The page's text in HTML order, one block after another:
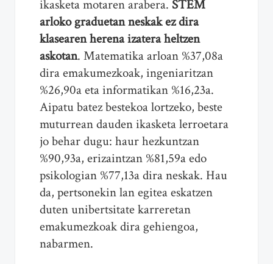
ikasketa motaren arabera. STEM
arloko graduetan neskak ez dira
klasearen herena izatera heltzen
askotan. Matematika arloan %37,08a
dira emakumezkoak, ingeniaritzan
%26,90a eta informatikan %16,23a.
Aipatu batez bestekoa lortzeko, beste
muturrean dauden ikasketa lerroetara
jo behar dugu: haur hezkuntzan
%90,93a, erizaintzan %81,59a edo
psikologian %77,13a dira neskak. Hau
da, pertsonekin lan egitea eskatzen
duten unibertsitate karreretan
emakumezkoak dira gehiengoa,
nabarmen.